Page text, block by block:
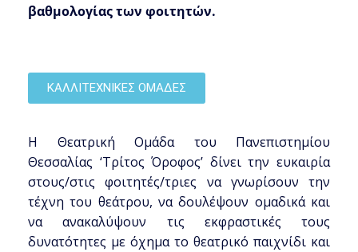
βαθμολογίας των φοιτητών.
ΚΑΛΛΙΤΕΧΝΙΚΕΣ ΟΜΑΔΕΣ
Η Θεατρική Ομάδα του Πανεπιστημίου
Θεσσαλίας ‘Τρίτος Όροφος’ δίνει την ευκαιρία
στους/στις φοιτητές/τριες να γνωρίσουν την
τέχνη του θεάτρου, να δουλέψουν ομαδικά και
να ανακαλύψουν τις εκφραστικές τους
δυνατότητες με όχημα το θεατρικό παιχνίδι και